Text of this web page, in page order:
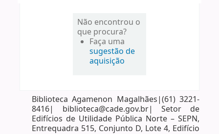
Não encontrou o
que procura?
Faça uma
sugestão de
aquisição
Biblioteca Agamenon Magalhães|(61) 3221-
8416| biblioteca@cade.gov.br| Setor de
Edifícios de Utilidade Pública Norte – SEPN,
Entrequadra 515, Conjunto D, Lote 4, Edifício